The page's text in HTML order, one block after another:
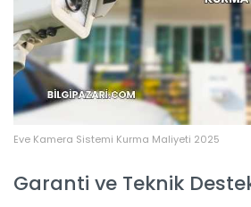
Eve Kamera Sistemi Kurma Maliyeti 2025
Garanti ve Teknik